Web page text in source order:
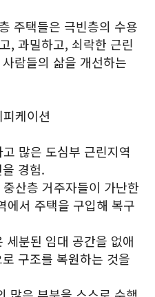
주택들은 극빈층의 수용
, 과밀하고, 쇠락한 근린
람들의 삶을 개선하는
케이션
많은 도심부 근린지역
경험.
산층 거주자들이 가난한
에서 주택을 구입해 복구
분된 임대 공간을 없애
구조를 복원하는 것을